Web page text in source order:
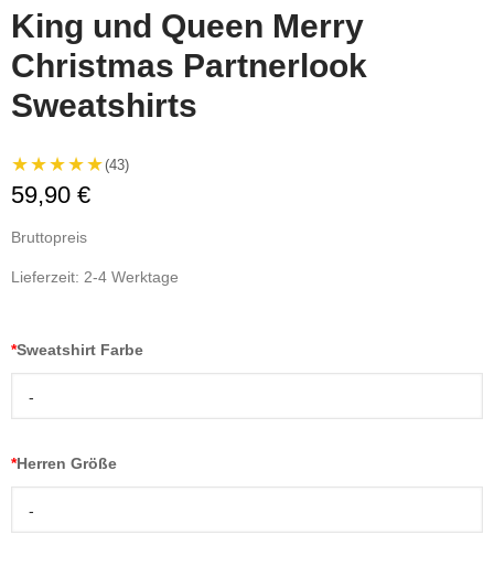
King und Queen Merry
Christmas Partnerlook
Sweatshirts
★★★★★(43)
59,90 €
Bruttopreis
Lieferzeit: 2-4 Werktage
*Sweatshirt Farbe
-
*Herren Größe
-